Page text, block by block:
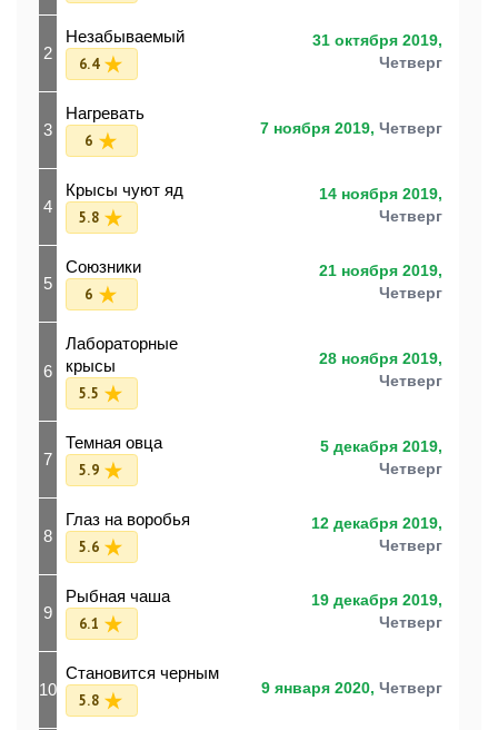
2
Незабываемый
6.4
31 октября 2019,
Четверг
3
Нагревать
6
7 ноября 2019, Четверг
4
Крысы чуют яд
5.8
14 ноября 2019,
Четверг
5
Союзники
6
21 ноября 2019,
Четверг
6
Лабораторные
крысы
5.5
28 ноября 2019,
Четверг
7
Темная овца
5.9
5 декабря 2019,
Четверг
8
Глаз на воробья
5.6
12 декабря 2019,
Четверг
9
Рыбная чаша
6.1
19 декабря 2019,
Четверг
10
Становится черным
5.8
9 января 2020, Четверг